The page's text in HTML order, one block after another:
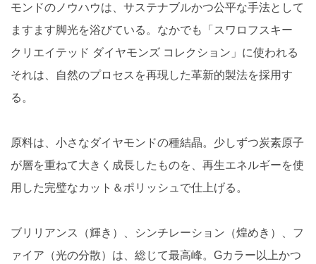
モンドのノウハウは、サステナブルかつ公平な手法として
ますます脚光を浴びている。なかでも「スワロフスキー
クリエイテッド ダイヤモンズ コレクション」に使われる
それは、自然のプロセスを再現した革新的製法を採用す
る。
原料は、小さなダイヤモンドの種結晶。少しずつ炭素原子
が層を重ねて大きく成長したものを、再生エネルギーを使
用した完璧なカット＆ポリッシュで仕上げる。
ブリリアンス（輝き）、シンチレーション（煌めき）、フ
ァイア（光の分散）は、総じて最高峰。Gカラー以上かつ